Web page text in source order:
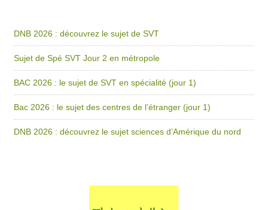
DNB 2026 : découvrez le sujet de SVT
Sujet de Spé SVT Jour 2 en métropole
BAC 2026 : le sujet de SVT en spécialité (jour 1)
Bac 2026 : le sujet des centres de l’étranger (jour 1)
DNB 2026 : découvrez le sujet sciences d’Amérique du nord